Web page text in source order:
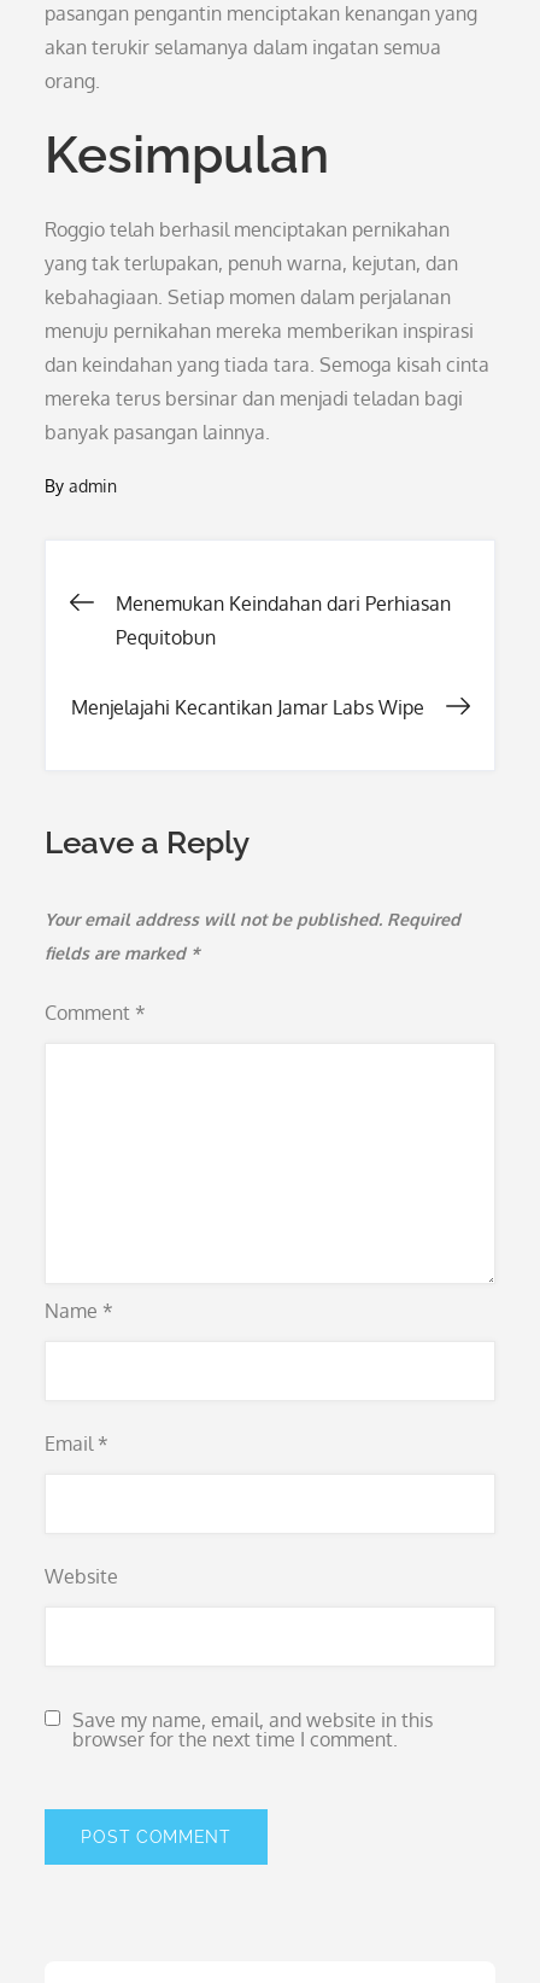
pasangan pengantin menciptakan kenangan yang
akan terukir selamanya dalam ingatan semua
orang.
Kesimpulan
Roggio telah berhasil menciptakan pernikahan
yang tak terlupakan, penuh warna, kejutan, dan
kebahagiaan. Setiap momen dalam perjalanan
menuju pernikahan mereka memberikan inspirasi
dan keindahan yang tiada tara. Semoga kisah cinta
mereka terus bersinar dan menjadi teladan bagi
banyak pasangan lainnya.
Byadmin
Post
Menemukan Keindahan dari Perhiasan
Pequitobun
Menjelajahi Kecantikan Jamar Labs Wipe
Leave a Reply
Your email address will not be published. Required
fields are marked *
Comment *
Name *
Email *
Website
Save my name, email, and website in this
browser for the next time I comment.